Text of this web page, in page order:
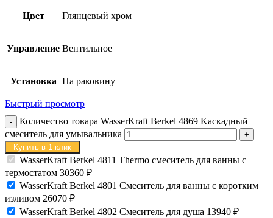
Цвет Глянцевый хром
Управление Вентильное
Установка На раковину
Быстрый просмотр
Количество товара WasserKraft Berkel 4869 Kаскадный
смеситель для умывальника
Купить в 1 клик
WasserKraft Berkel 4811 Thermo смеситель для ванны с
термостатом 30360 ₽
WasserKraft Berkel 4801 Смеситель для ванны с коротким
изливом 26070 ₽
WasserKraft Berkel 4802 Смеситель для душа 13940 ₽